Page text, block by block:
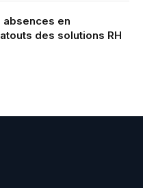
absences en
des solutions RH